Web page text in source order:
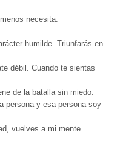
necesita.
humilde. Triunfarás en
débil. Cuando te sientas
de la batalla sin miedo.
persona y esa persona soy
vuelves a mi mente.